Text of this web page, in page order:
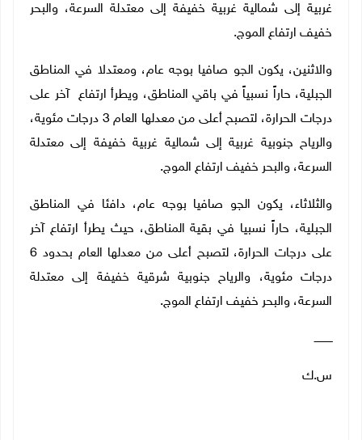
غربية إلى شمالية غربية خفيفة إلى معتدلة السرعة، والبحر
خفيف ارتفاع الموج.
والاثنين، يكون الجو صافيا بوجه عام، ومعتدلا في المناطق
الجبلية، حاراً نسبياً في باقي المناطق، ويطرأ ارتفاع آخر على
درجات الحرارة، لتصبح أعلى من معدلها العام 3 درجات مئوية،
والرياح جنوبية غربية إلى شمالية غربية خفيفة إلى معتدلة
السرعة، والبحر خفيف ارتفاع الموج.
والثلاثاء، يكون الجو صافيا بوجه عام، دافئا في المناطق
الجبلية، حاراً نسبيا في بقية المناطق، حيث يطرأ ارتفاع آخر
على درجات الحرارة، لتصبح أعلى من معدلها العام بحدود 6
درجات مئوية، والرياح جنوبية شرقية خفيفة إلى معتدلة
السرعة، والبحر خفيف ارتفاع الموج.
ـــــــــــ
س.ك